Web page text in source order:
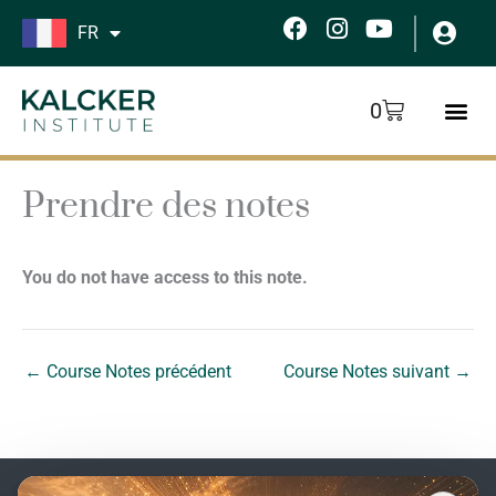
Aller
FR
F
c
o
k
I
s
g
Y
u
t
u
b
0
Panier
Prendre des notes
You do not have access to this note.
← Course Notes précédent Course Notes suivant →